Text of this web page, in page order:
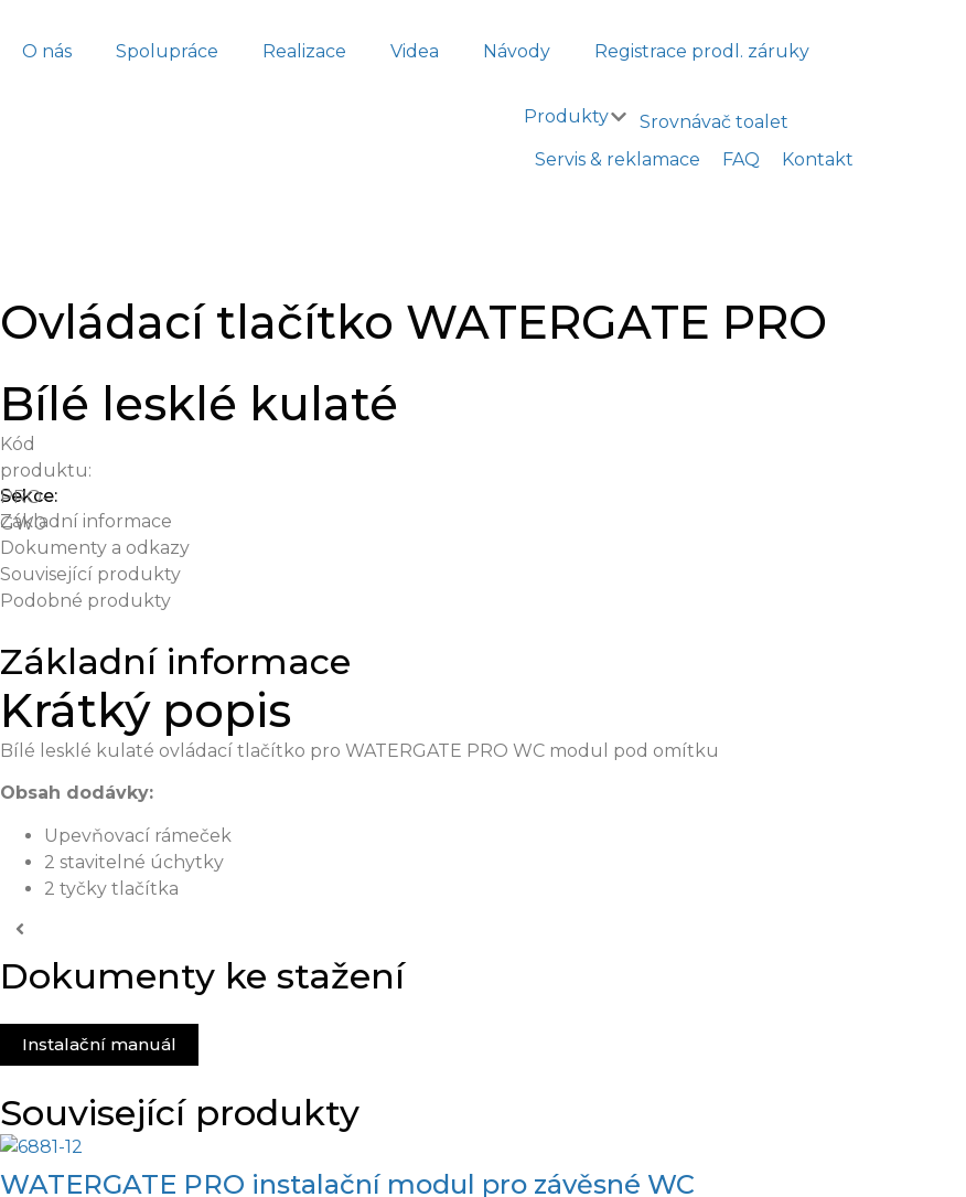
O nás Spolupráce Realizace Videa Návody Registrace prodl. záruky
Produkty
Srovnávač toalet
Servis & reklamace
FAQ Kontakt
Ovládací tlačítko WATERGATE PRO
Bílé lesklé kulaté
Kód
produktu:
PRO-
GW0
Sekce:
Základní informace
Dokumenty a odkazy
Související produkty
Podobné produkty
Základní informace
Krátký popis
Bílé lesklé kulaté ovládací tlačítko pro WATERGATE PRO WC modul pod omítku
Obsah dodávky:
Upevňovací rámeček
2 stavitelné úchytky
2 tyčky tlačítka
Dokumenty ke stažení
Instalační manuál
Související produkty
WATERGATE PRO instalační modul pro závěsné WC